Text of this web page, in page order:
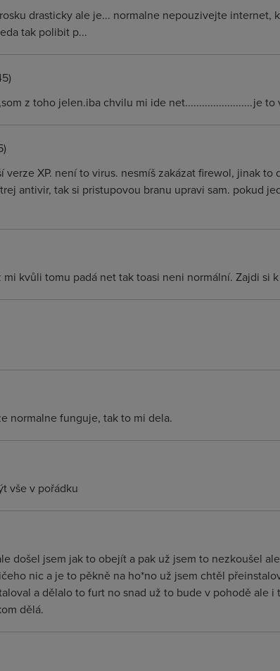
drasticky ale je... normalne nepouzivejte internet,
tak polibit p...
z toho jelen.iba chvilu mi ide net........................je to
verze XP. není to virus. nesmíš zakázat firewol, jinak
antivir, tak si pristupovou branu upravi sam. pokud
kvůli tomu padá net tak toasi neni normální. Zajdi si
normalne funguje, tak to mi dela.
vše v pořádku
došel jsem jak to obejít a pak už jsem to nezkoušel
nic a je to pěkně na ho*no už jsem chtěl
a dělalo to furt no snad už to bude v pohodě ale
dělá.